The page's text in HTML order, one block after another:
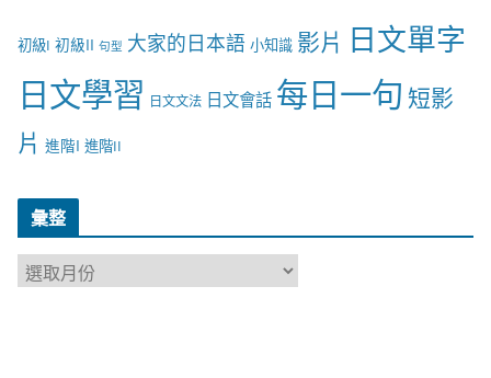
初級I 初級II 句型 大家的日本語 小知識 影片 日文單字
日文學習 日文文法 日文會話 每日一句 短影
片 進階I 進階II
彙整
彙
整